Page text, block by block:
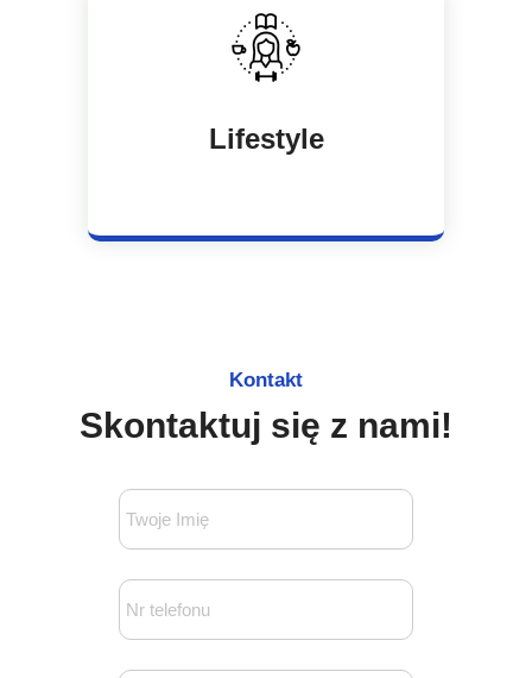
Lifestyle
Kontakt
Skontaktuj się z nami!